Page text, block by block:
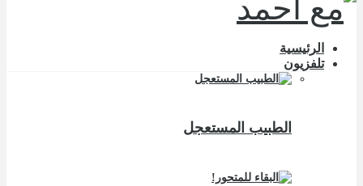
الرئيسية
تلفزيون
الطبيب المستعجل